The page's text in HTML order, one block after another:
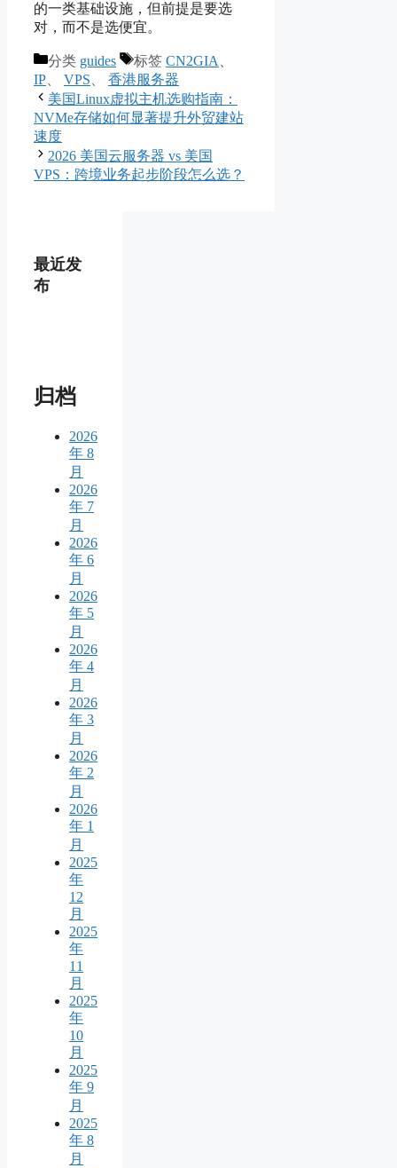
的一类基础设施，但前提是要选
对，而不是选便宜。
分类 guides 标签 CN2GIA
IP
VPS
香港服务器
美国Linux虚拟主机选购指南：
NVMe存储如何显著提升外贸建站
速度
2026 美国云服务器 vs 美国
VPS：跨境业务起步阶段怎么选？
最近发
布
归档
2026
年 8
月
2026
年 7
月
2026
年 6
月
2026
年 5
月
2026
年 4
月
2026
年 3
月
2026
年 2
月
2026
年 1
月
2025
年
12
月
2025
年
11
月
2025
年
10
月
2025
年 9
月
2025
年 8
月